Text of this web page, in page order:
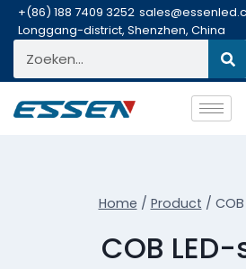
+(86) 188 7409 3252
Longgang-district, Shenzhen, China
Home / Product /
COB